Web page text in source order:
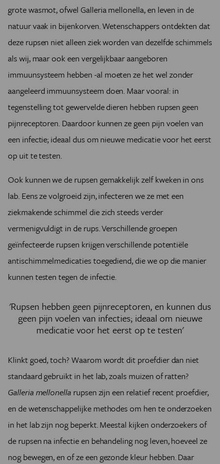
grote wasmot, ofwel Galleria mellonella, en leven in de
natuur vaak in bijenkorven. Wetenschappers ontdekten dat
deze rupsen niet alleen ziek worden van dezelfde schimmels
als wij, maar ook een vergelijkbaar aangeboren
immuunsysteem hebben -al moeten ze het wel zonder
aangeleerd immuunsysteem doen. Maar vooral: in
tegenstelling tot gewervelde dieren hebben rupsen geen
pijnreceptoren. Daardoor kunnen ze geen pijn voelen van
een infectie; ideaal dus om nieuwe medicatie voor het eerst
op uit te testen.
Ook kunnen we de rupsen gemakkelijk zelf kweken in ons
lab. Eens ze volgroeid zijn, infecteren we ze met een
ziekmakende schimmel die zich steeds verder
vermenigvuldigt in de rups. Verschillende groepen
geïnfecteerde rupsen krijgen verschillende potentiële
antischimmelmedicaties toegediend, die we op die manier
kunnen testen tegen de infectie.
'Rupsen hebben geen pijnreceptoren, en kunnen dus
geen pijn voelen van infecties; ideaal om nieuwe
medicatie voor het eerst op te testen'
Klinkt goed, toch? Waarom wordt dit proefdier dan niet
standaard gebruikt in het lab, zoals muizen of ratten?
Galleria mellonella rupsen zijn een relatief recent proefdier,
en de wetenschappelijke methodes om hen te onderzoeken
in het lab zijn nog beperkt. Meestal kijken onderzoekers of
de rupsen na infectie en behandeling nog leven, hoeveel ze
nog bewegen, en of ze een gezonde kleur hebben. Daar